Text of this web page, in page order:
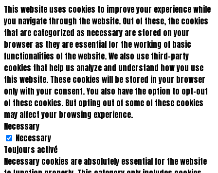
This website uses cookies to improve your experience while
you navigate through the website. Out of these, the cookies
that are categorized as necessary are stored on your
browser as they are essential for the working of basic
functionalities of the website. We also use third-party
cookies that help us analyze and understand how you use
this website. These cookies will be stored in your browser
only with your consent. You also have the option to opt-out
of these cookies. But opting out of some of these cookies
may affect your browsing experience.
Necessary
Necessary
Toujours activé
Necessary cookies are absolutely essential for the website